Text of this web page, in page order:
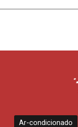
Ar-condicionado